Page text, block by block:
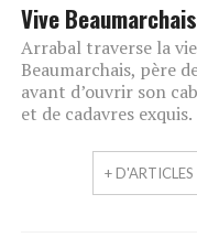
Vive
Arrabal traverse la
Beaumarchais, père
avant d’ouvrir son
et de cadavres exquis.
+ D'ARTICLES